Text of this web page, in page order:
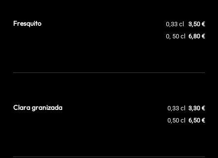
Fresquito 0,33 cl
3,50 €
0, 50 cl
6,80 €
Clara granizada 0,33 cl
3,30 €
0,50 cl
6,50 €